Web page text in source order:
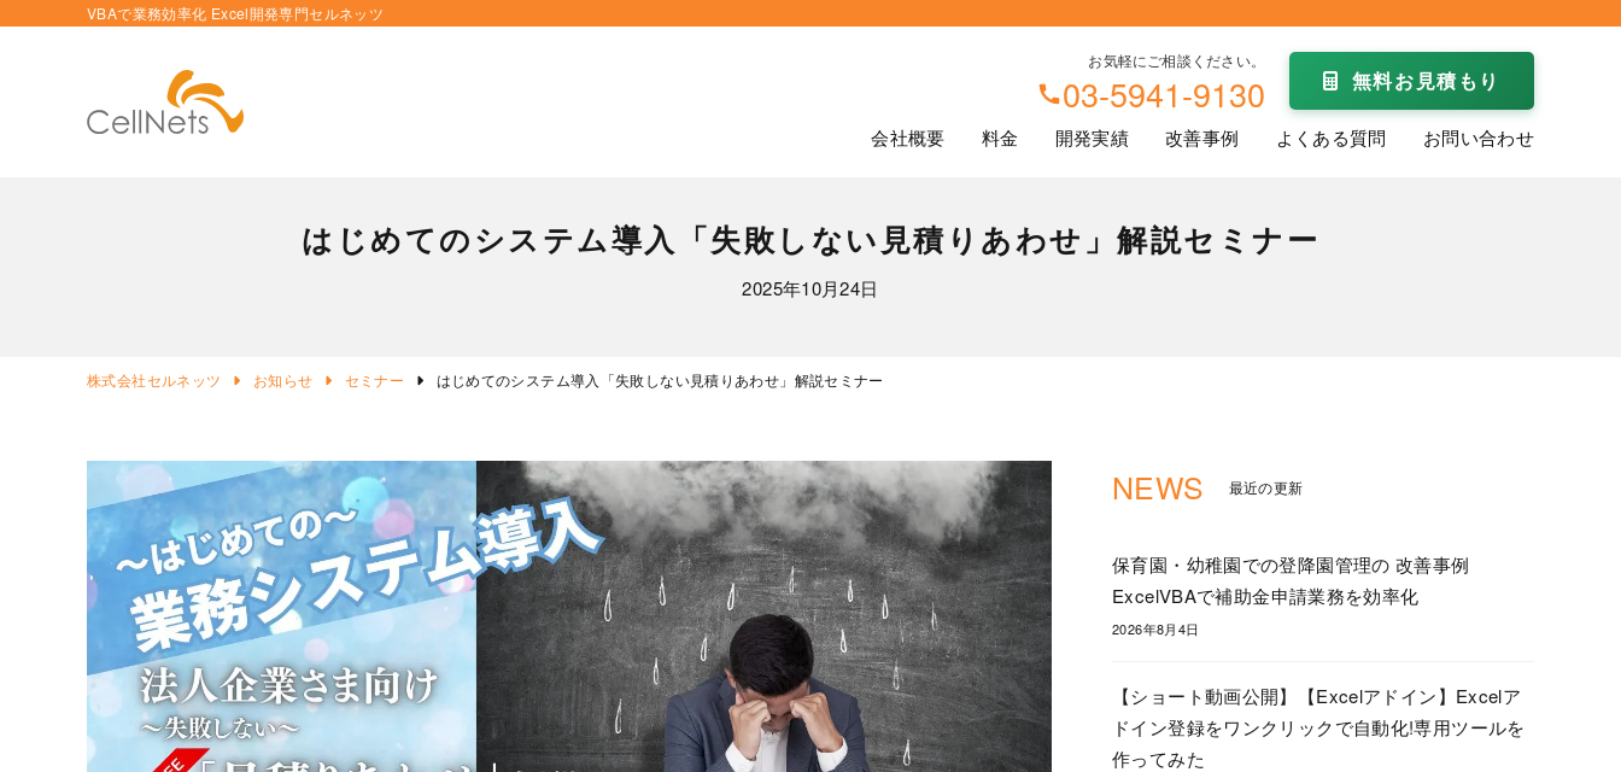
VBAで業務効率化 Excel開発専門セルネッツ
お気軽にご相談ください。
03-5941-9130 無料お見積もり
会社概要 料金 開発実績 改善事例 よくある質問 お問い合わせ
はじめてのシステム導入「失敗しない見積りあわせ」解説セミナー
2025年10月24日
株式会社セルネッツ お知らせ セミナー はじめてのシステム導入「失敗しない見積りあわせ」解説セミナー
NEWS 最近の更新
保育園・幼稚園での登降園管理の 改善事例
ExcelVBAで補助金申請業務を効率化
2026年8月4日
【ショート動画公開】【Excelアドイン】Excelア
ドイン登録をワンクリックで自動化!専用ツールを
作ってみた